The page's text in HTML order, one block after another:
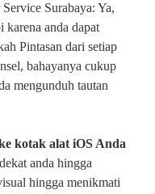
Surabaya: Ya,
karena anda dapat
Pintasan dari setiap
bahayanya cukup
mengunduh tautan
kotak alat iOS Anda
anda hingga
hingga menikmati